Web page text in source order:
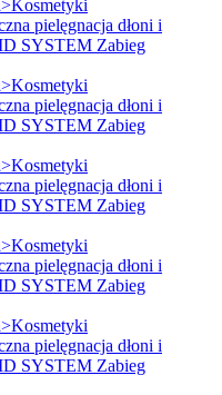
pielęgnacja dłoni i
SYSTEM Zabieg
pielęgnacja dłoni i
SYSTEM Zabieg
pielęgnacja dłoni i
SYSTEM Zabieg
pielęgnacja dłoni i
SYSTEM Zabieg
pielęgnacja dłoni i
SYSTEM Zabieg